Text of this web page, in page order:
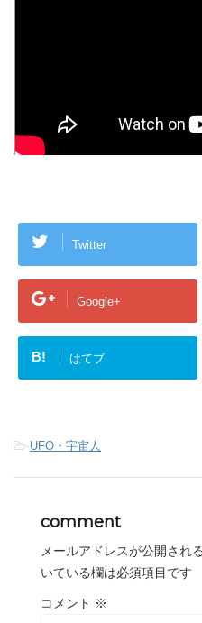
Twitter
Google+
B! はてブ
-UFO・宇宙人
comment
メールアドレスが公開され
いている欄は必須項目です
コメント ※